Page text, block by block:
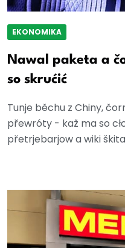
EKONOMIKA
Nawal paketa a
so skrućić
Tunje běchu z Chiny,
přewróty - kaž ma so
přetrjebarjow a wiki